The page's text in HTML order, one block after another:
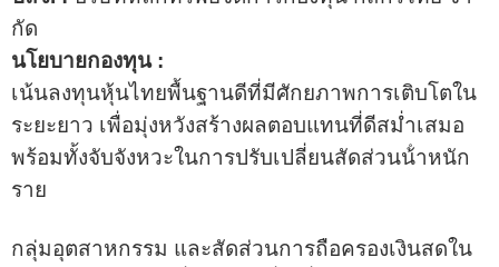
กัด
นโยบายกองทุน :
เน้นลงทุนหุ้นไทยพื้นฐานดีที่มีศักยภาพการเติบโตใน
ระยะยาว เพื่อมุ่งหวังสร้างผลตอบแทนที่ดีสม่ำเสมอ
พร้อมทั้งจับจังหวะในการปรับเปลี่ยนสัดส่วนน้ําหนัก
ราย
กลุ่มอุตสาหกรรม และสัดส่วนการถือครองเงินสดใน